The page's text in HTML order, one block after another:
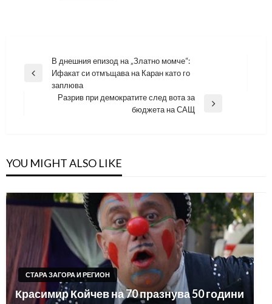
Навигация
Previous
В днешния епизод на „Златно момче“:
Ифакат си отмъщава на Каран като го
заплюва
Разрив при демократите след вота за
бюджета на САЩ
YOU MIGHT ALSO LIKE
СТАРА ЗАГОРА И РЕГИОН
Красимир Койчев на 70 празнува 50 години